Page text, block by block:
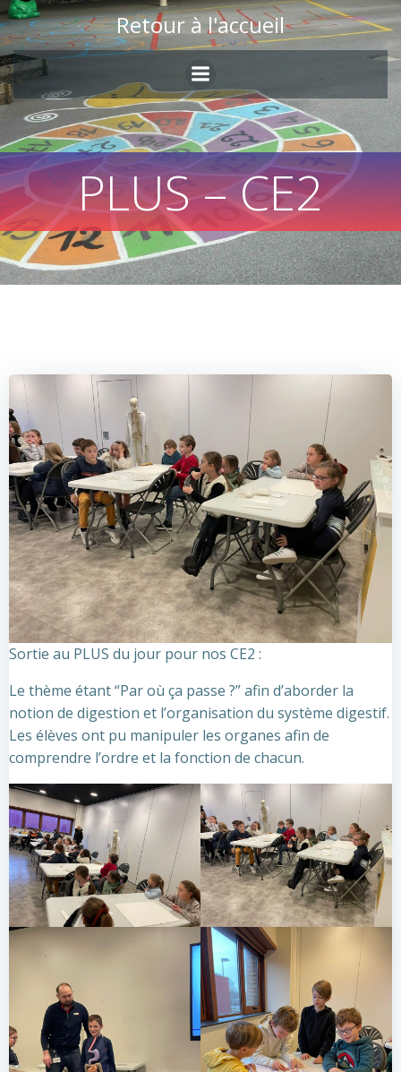
Skip
to
content
Retour à l'accueil
PLUS – CE2
Sortie au PLUS du jour pour nos CE2 :
Le thème étant “Par où ça passe ?” afin d’aborder la
notion de digestion et l’organisation du système digestif.
Les élèves ont pu manipuler les organes afin de
comprendre l’ordre et la fonction de chacun.